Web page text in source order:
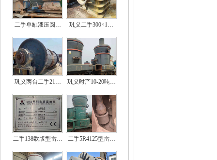
二手单缸液压圆… 巩义二手300×1…
巩义两台二手21… 巩义时产10-20吨…
二手138欧版型雷… 二手5R4125型雷…